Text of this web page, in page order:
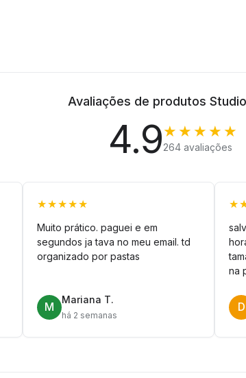
Avaliações de produtos
4.9★★★★★
264 avaliações
★★★★★
Muito prático. paguei e em
segundos ja tava no meu email. td
organizado por pastas
M
Mariana T.
há 2 semanas
na
D